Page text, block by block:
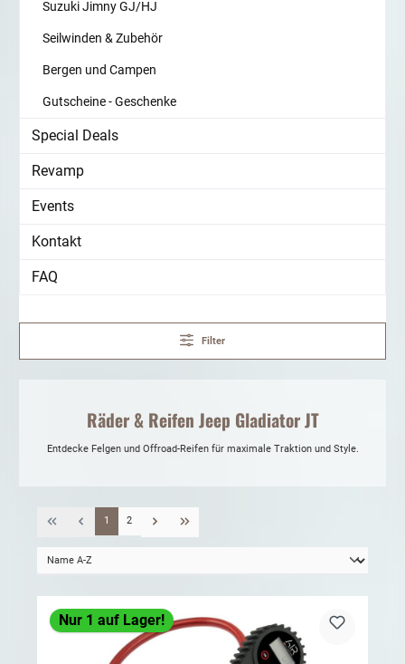
Suzuki Jimny GJ/HJ
Seilwinden & Zubehör
Bergen und Campen
Gutscheine - Geschenke
Special Deals
Revamp
Events
Kontakt
FAQ
Filter
Räder & Reifen Jeep Gladiator JT
Entdecke Felgen und Offroad-Reifen für maximale Traktion und Style.
1 2
Nur 1 auf Lager!